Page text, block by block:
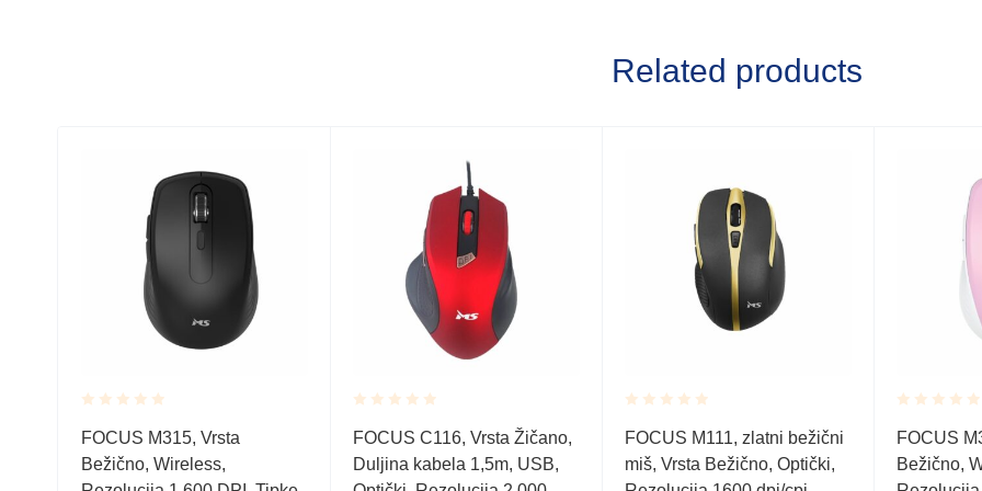
Related products
Rated
0.001
out
of
FOCUS M315, Vrsta
Bežično, Wireless,
Rated
0.001
out
of
FOCUS C116, Vrsta Žičano,
Duljina kabela 1,5m, USB,
Rated
0.001
out
of
FOCUS M111, zlatni bežični
miš, Vrsta Bežično, Optički,
Rated
0.001
out
of
FOCUS
Bežično,